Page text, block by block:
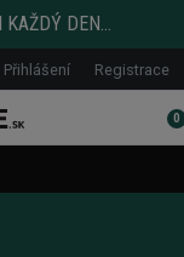
DEN...
Přihlášení Registrace
0